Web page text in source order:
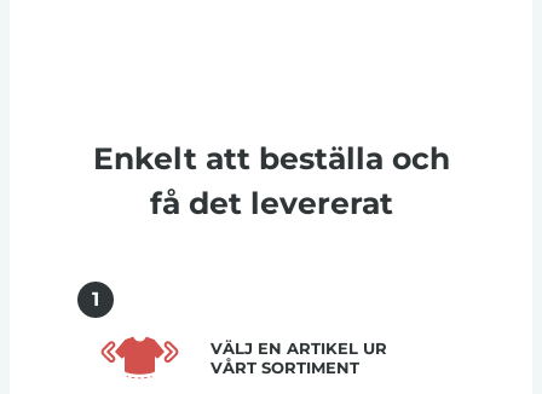
Enkelt att beställa och
få det levererat
1
VÄLJ EN ARTIKEL UR
VÅRT SORTIMENT